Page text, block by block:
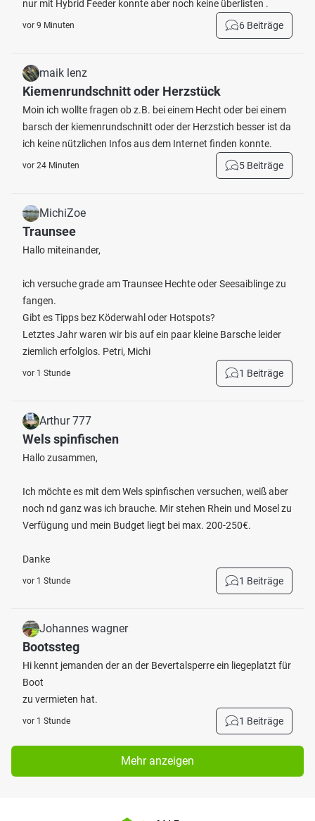
nur mit Hybrid Feeder konnte aber noch keine überlisten .
vor 9 Minuten 6 Beiträge
maik lenz
Kiemenrundschnitt oder Herzstück
Moin ich wollte fragen ob z.B. bei einem Hecht oder bei einem
barsch der kiemenrundschnitt oder der Herzstich besser ist da
ich keine nützlichen Infos aus dem Internet finden konnte.
vor 24 Minuten 5 Beiträge
MichiZoe
Traunsee
Hallo miteinander,
ich versuche grade am Traunsee Hechte oder Seesaiblinge zu
fangen.
Gibt es Tipps bez Köderwahl oder Hotspots?
Letztes Jahr waren wir bis auf ein paar kleine Barsche leider
ziemlich erfolglos. Petri, Michi
vor 1 Stunde 1 Beiträge
Arthur 777
Wels spinfischen
Hallo zusammen,
Ich möchte es mit dem Wels spinfischen versuchen, weiß aber
noch nd ganz was ich brauche. Mir stehen Rhein und Mosel zu
Verfügung und mein Budget liegt bei max. 200-250€.
Danke
vor 1 Stunde 1 Beiträge
Johannes wagner
Bootssteg
Hi kennt jemanden der an der Bevertalsperre ein liegeplatzt für
Boot
zu vermieten hat.
vor 1 Stunde 1 Beiträge
Mehr anzeigen